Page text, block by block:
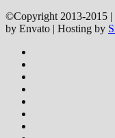
©Copyright 2013-2015 |
by Envato | Hosting by